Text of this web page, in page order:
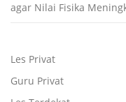
agar Nilai Fisika
Les Privat
Guru Privat